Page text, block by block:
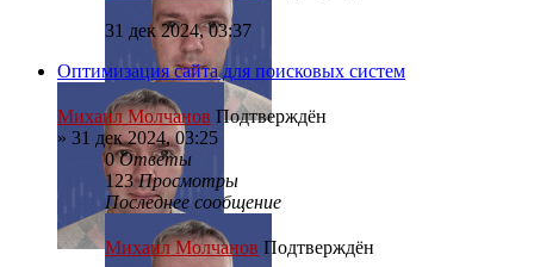
31 дек 2024, 03:37
Оптимизация сайта для поисковых систем
Михаил Молчанов Подтверждён
» 31 дек 2024, 03:25
0Ответы
123Просмотры
Последнее сообщение
Михаил Молчанов Подтверждён